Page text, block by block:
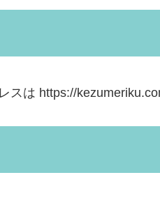
スは https://